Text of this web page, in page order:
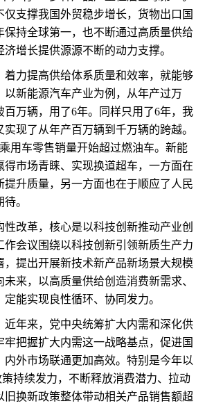
支撑我国外贸稳步增长，货物出口国
保持全球第一，也不断通过高质量供给
增长提供源源不断的动力支撑。
力提高供给体系质量和效率，就能够
以新能源汽车产业为例，从年产过万
百万辆，用了6年。同样只用了6年，我
实现了从年产百万辆到千万辆的跨越。
用车零售销量开始超过燃油车。新能
得市场青睐、实现换道超车，一方面在
提升质量，另一方面也在于顺应了人民
。
改革，核心是以科技创新推动产业创
作会议围绕以科技创新引领新质生产力
，提出开展新技术新产品新场景大规模
来，以高质量供给创造消费新需求、
能实现良性循环、协同发力。
年来，党中央统筹扩大内需和深化供
把握扩大内需这一战略基点，促进国
内外市场联通更加高效。特别是今年以
策持续发力，不断释放消费潜力、拉动
旧换新政策整体带动相关产品销售额超